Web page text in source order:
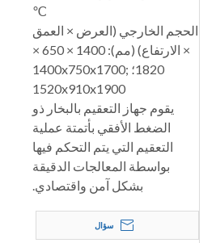
℃
الحجم الخارجي (العرض × العمق
× الارتفاع) (مم): 1400 × 650 ×
1820؛ 1400x750x1700;
1520x910x1900
يقوم جهاز التعقيم بالبخار ذو
الضغط الأفقي بأتمتة عملية
التعقيم التي يتم التحكم فيها
بواسطة المعالجات الدقيقة
بشكل آمن واقتصادي.
سؤال